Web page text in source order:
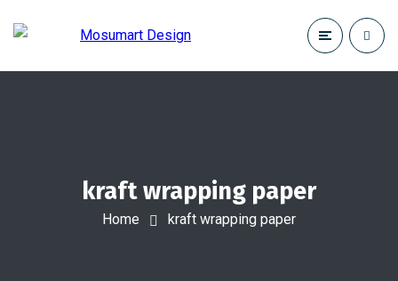
kraft wrapping paper
Home kraft wrapping paper